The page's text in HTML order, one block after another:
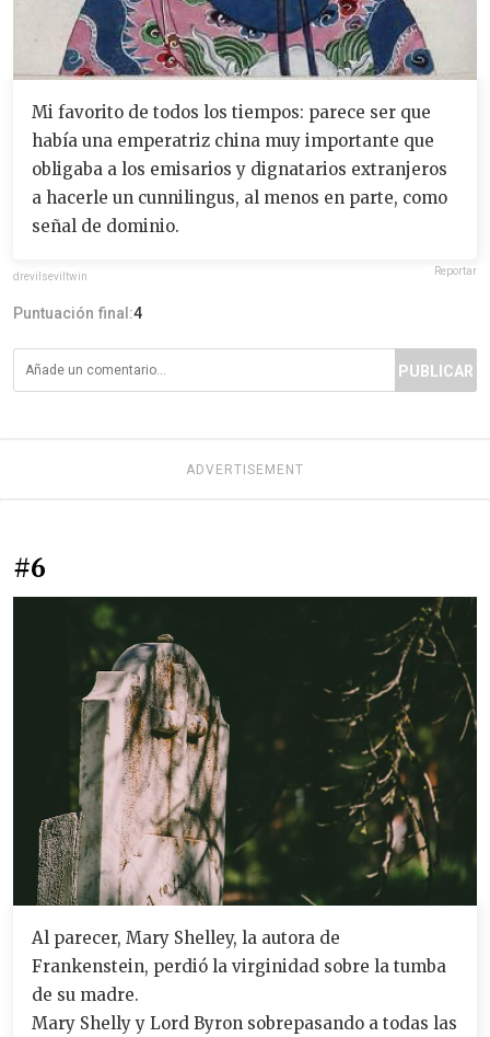
Mi favorito de todos los tiempos: parece ser que
había una emperatriz china muy importante que
obligaba a los emisarios y dignatarios extranjeros
a hacerle un cunnilingus, al menos en parte, como
señal de dominio.
drevilseviltwin Reportar
Puntuación final:4
PUBLICAR
ADVERTISEMENT
#6
Al parecer, Mary Shelley, la autora de
Frankenstein, perdió la virginidad sobre la tumba
de su madre.
Mary Shelly y Lord Byron sobrepasando a todas las